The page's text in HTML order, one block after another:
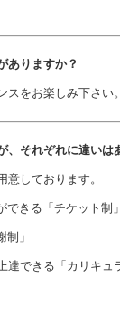
ありますか？
をお楽しみ下さい。
、それぞれに違いは
しております。
きる「チケット制」
」
できる「カリキュ